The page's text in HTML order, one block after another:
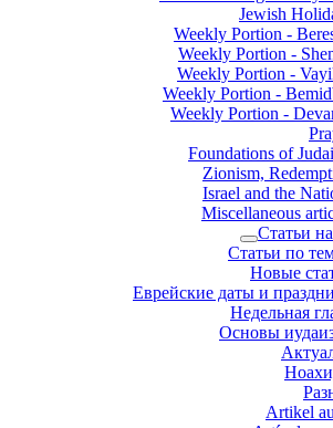
Jewish
Weekly Portion -
Weekly Portion -
Weekly Portion -
Weekly Portion -
Weekly Portion -
Foundations of
Zionism,
Israel and the
Miscellaneous
Статьи
Статьи по
Новые
Еврейские даты и
Недельная
Основы
Artikel